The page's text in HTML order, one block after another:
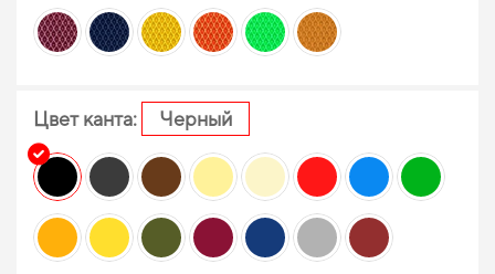
Цвет канта: Черный